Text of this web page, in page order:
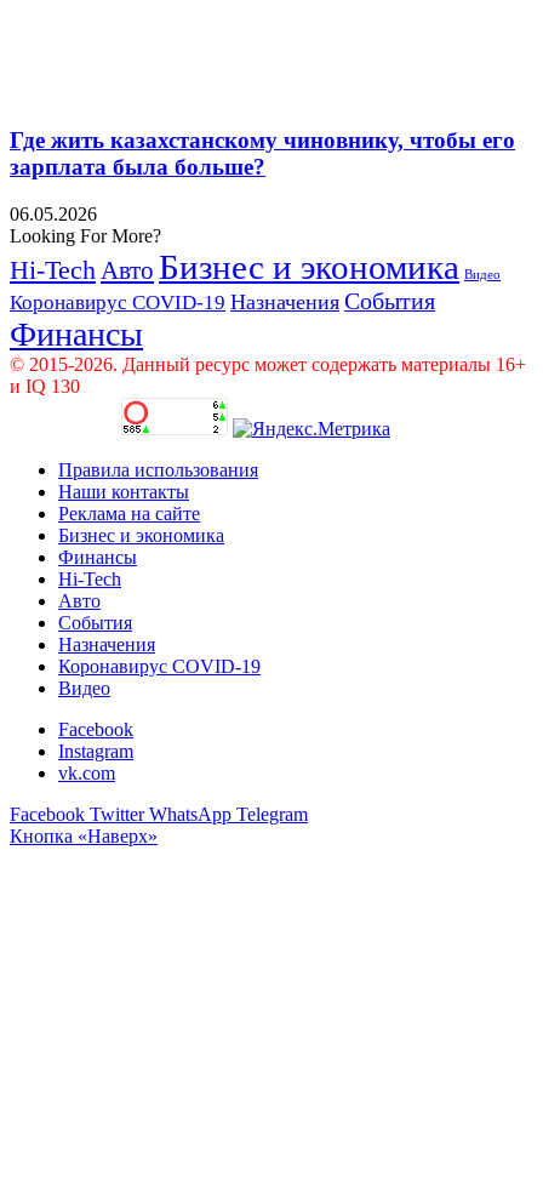
Где жить казахстанскому чиновнику, чтобы его
зарплата была больше?
06.05.2026
Looking For More?
Hi-Tech Авто Бизнес и экономика Видео
Коронавирус COVID-19 Назначения События
Финансы
© 2015-2026. Данный ресурс может содержать материалы 16+
и IQ 130
Правила использования
Наши контакты
Реклама на сайте
Бизнес и экономика
Финансы
Hi-Tech
Авто
События
Назначения
Коронавирус COVID-19
Видео
Facebook
Instagram
vk.com
Facebook Twitter WhatsApp Telegram
Кнопка «Наверх»